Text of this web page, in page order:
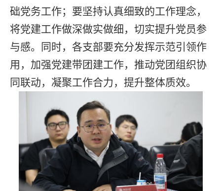
础党务工作；要坚持认真细致的工作理念，
将党建工作做深做实做细，切实提升党员参
与感。同时，各支部要充分发挥示范引领作
用，加强党建带团建工作，推动党团组织协
同联动，凝聚工作合力，提升整体质效。